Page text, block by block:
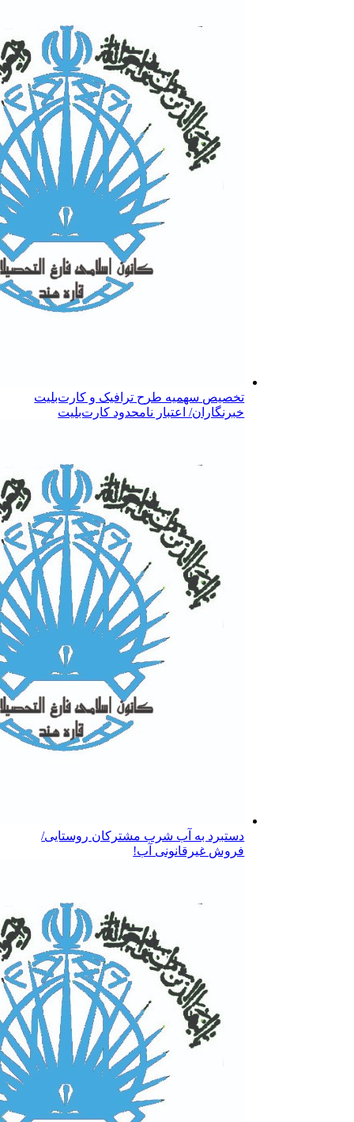
تخصیص سهمیه طرح ترافیک و کارت‌بلیت
خبرنگاران/ اعتبار نامحدود کارت‌بلیت
دستبرد به آب شرب مشترکان روستایی/
فروش غیرقانونی آب!